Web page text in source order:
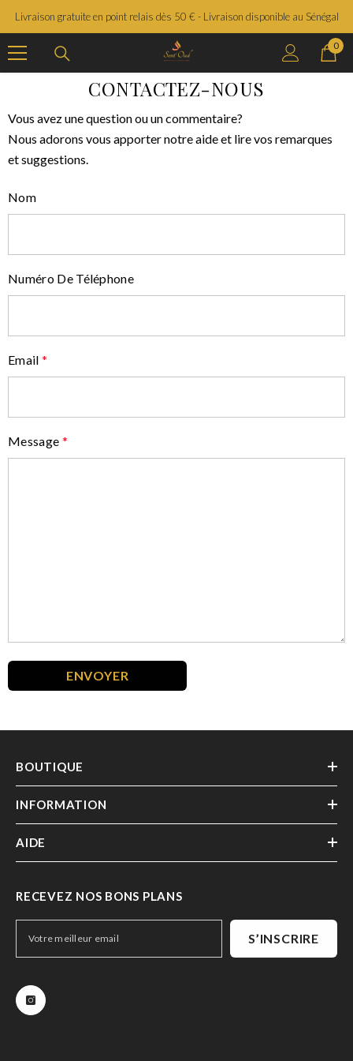
SAUTER LE CONTENU
Livraison gratuite en point relais dès 50 € - Livraison disponible au Sénégal
0
0
CONTACTEZ-NOUS
Vous avez une question ou un commentaire?
Nous adorons vous apporter notre aide et lire vos remarques
et suggestions.
Nom
Numéro De Téléphone
Email *
Message *
BOUTIQUE
INFORMATION
AIDE
RECEVEZ NOS BONS PLANS
S’INSCRIRE